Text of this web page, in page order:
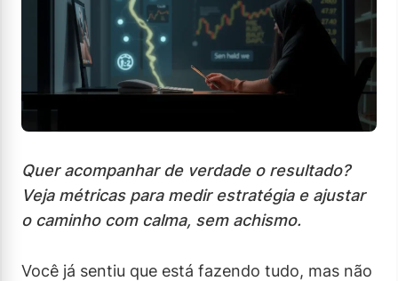
Quer acompanhar de verdade o resultado?
Veja métricas para medir estratégia e ajustar
o caminho com calma, sem achismo.
Você já sentiu que está fazendo tudo, mas não